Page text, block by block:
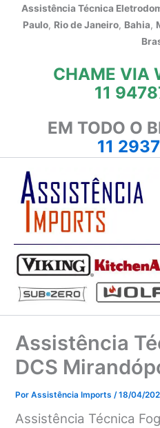
Assistência Técnica
Paulo, Rio de Janeiro, Bahia,
CHAME VIA
11
EM TODO O
11
Assistência
DCS
PorAssistência Imports/18/04/
Assistência Técnica